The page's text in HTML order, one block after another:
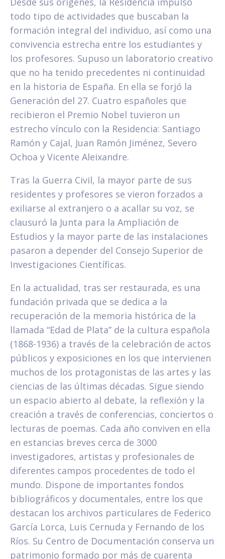
todo tipo de actividades que buscaban la
formación integral del individuo, así como una
convivencia estrecha entre los estudiantes y
los profesores. Supuso un laboratorio creativo
que no ha tenido precedentes ni continuidad
en la historia de España. En ella se forjó la
Generación del 27. Cuatro españoles que
recibieron el Premio Nobel tuvieron un
estrecho vínculo con la Residencia: Santiago
Ramón y Cajal, Juan Ramón Jiménez, Severo
Ochoa y Vicente Aleixandre.
Tras la Guerra Civil, la mayor parte de sus
residentes y profesores se vieron forzados a
exiliarse al extranjero o a acallar su voz, se
clausuró la Junta para la Ampliación de
Estudios y la mayor parte de las instalaciones
pasaron a depender del Consejo Superior de
Investigaciones Científicas.
En la actualidad, tras ser restaurada, es una
fundación privada que se dedica a la
recuperación de la memoria histórica de la
llamada “Edad de Plata” de la cultura española
(1868-1936) a través de la celebración de actos
públicos y exposiciones en los que intervienen
muchos de los protagonistas de las artes y las
ciencias de las últimas décadas. Sigue siendo
un espacio abierto al debate, la reflexión y la
creación a través de conferencias, conciertos o
lecturas de poemas. Cada año conviven en ella
en estancias breves cerca de 3000
investigadores, artistas y profesionales de
diferentes campos procedentes de todo el
mundo. Dispone de importantes fondos
bibliográficos y documentales, entre los que
destacan los archivos particulares de Federico
García Lorca, Luis Cernuda y Fernando de los
Ríos. Su Centro de Documentación conserva un
patrimonio formado por más de cuarenta